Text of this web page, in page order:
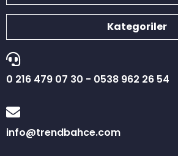
Kategoriler
0 216 479 07 30 - 0538 962 26 54
info@trendbahce.com